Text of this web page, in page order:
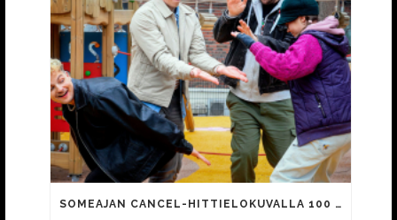
SOMEAJAN CANCEL-HITTIELOKUVALLA 100 000 KATSOJAA!